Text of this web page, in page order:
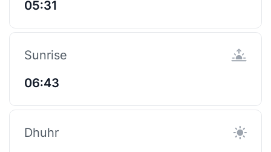
05:31
Sunrise
06:43
Dhuhr